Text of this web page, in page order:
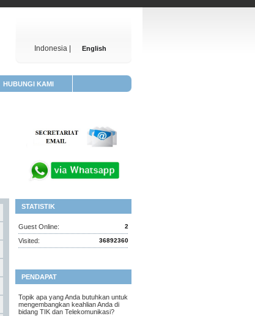
Indonesia | English
HUBUNGI KAMI
STATISTIK
Guest Online: 2
Visited: 36892360
PENDAPAT
Topik apa yang Anda butuhkan untuk
mengembangkan keahlian Anda di
bidang TIK dan Telekomunikasi?